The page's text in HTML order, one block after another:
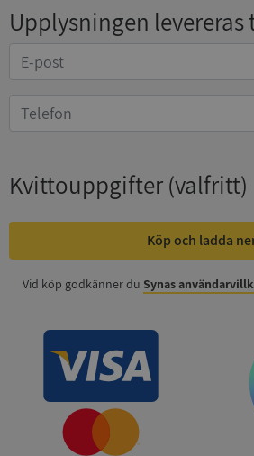
Upplysningen levereras
Kvittouppgifter(valfritt)
Köp och ladda
Vid köp godkänner du Synas